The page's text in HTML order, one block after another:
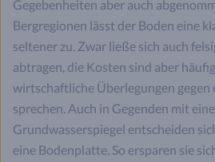
Gegebenheiten aber auch
Bergregionen lässt der Boden eine
seltener zu. Zwar ließe sich auch
abtragen, die Kosten sind aber
wirtschaftliche Überlegungen
sprechen. Auch in Gegenden mit
Grundwasserspiegel entscheiden
eine Bodenplatte. So ersparen sie